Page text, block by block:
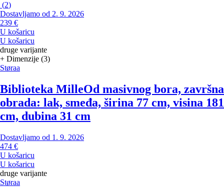
(2)
Dostavljamo od 2. 9. 2026
239 €
U košaricu
U košaricu
druge varijante
+ Dimenzije (3)
Støraa
Biblioteka MilleOd masivnog bora, završna
obrada: lak, smeđa, širina 77 cm, visina 181
cm, dubina 31 cm
Dostavljamo od 1. 9. 2026
474 €
U košaricu
U košaricu
druge varijante
Støraa